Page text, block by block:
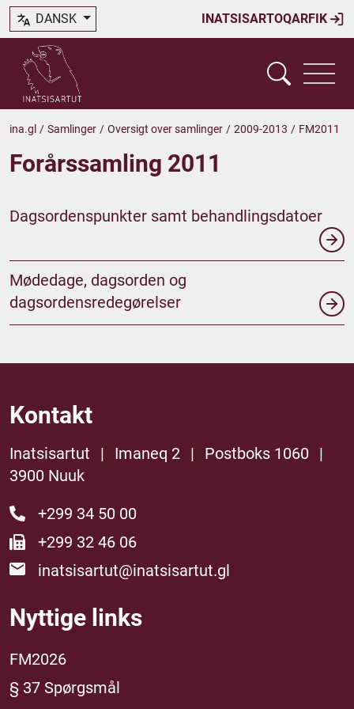
INATSISARTOQARFIK
DANSK
ina.gl / Samlinger / Oversigt over samlinger / 2009-2013 / FM2011
Forårssamling 2011
Dagsordenspunkter samt behandlingsdatoer
Mødedage, dagsorden og
dagsordensredegørelser
Kontakt
Inatsisartut | Imaneq 2 | Postboks 1060
|
3900 Nuuk
+299 34 50 00
+299 32 46 06
inatsisartut@inatsisartut.gl
Nyttige links
FM2026
§ 37 Spørgsmål